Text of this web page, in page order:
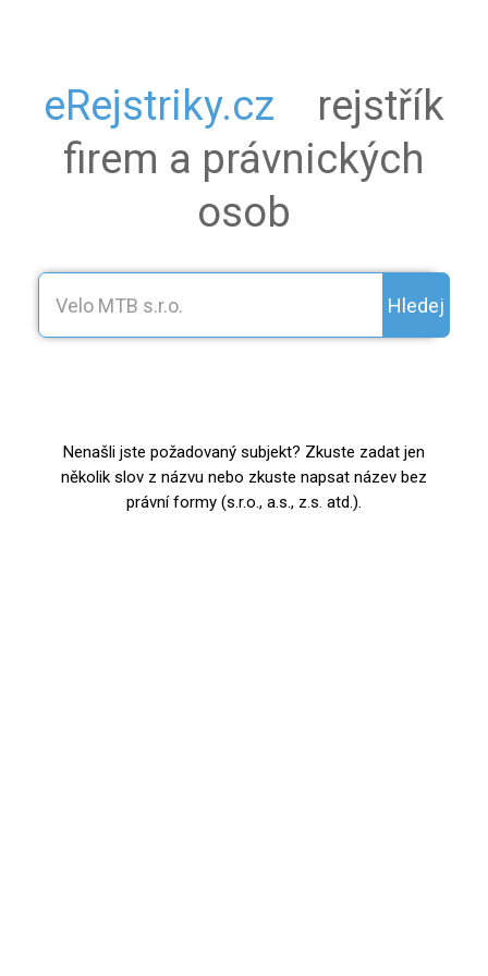
eRejstriky.cz
rejstřík
firem a právnických
osob
Hledej
Nenašli jste požadovaný subjekt? Zkuste zadat jen
několik slov z názvu nebo zkuste napsat název bez
právní formy (s.r.o., a.s., z.s. atd.).